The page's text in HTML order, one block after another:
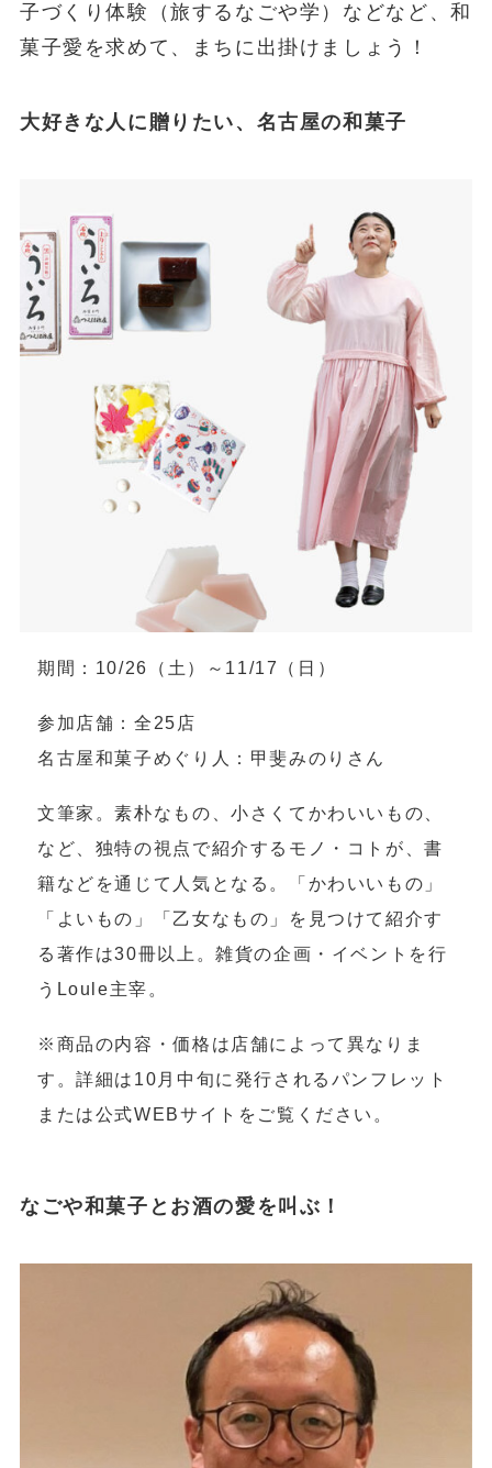
子づくり体験（旅するなごや学）などなど、和
菓子愛を求めて、まちに出掛けましょう！
大好きな人に贈りたい、名古屋の和菓子
期間：10/26（土）～11/17（日）
参加店舗：全25店
名古屋和菓子めぐり人：甲斐みのりさん
文筆家。素朴なもの、小さくてかわいいもの、
など、独特の視点で紹介するモノ・コトが、書
籍などを通じて人気となる。「かわいいもの」
「よいもの」「乙女なもの」を見つけて紹介す
る著作は30冊以上。雑貨の企画・イベントを行
うLoule主宰。
※商品の内容・価格は店舗によって異なりま
す。詳細は10月中旬に発行されるパンフレット
または公式WEBサイトをご覧ください。
なごや和菓子とお酒の愛を叫ぶ！